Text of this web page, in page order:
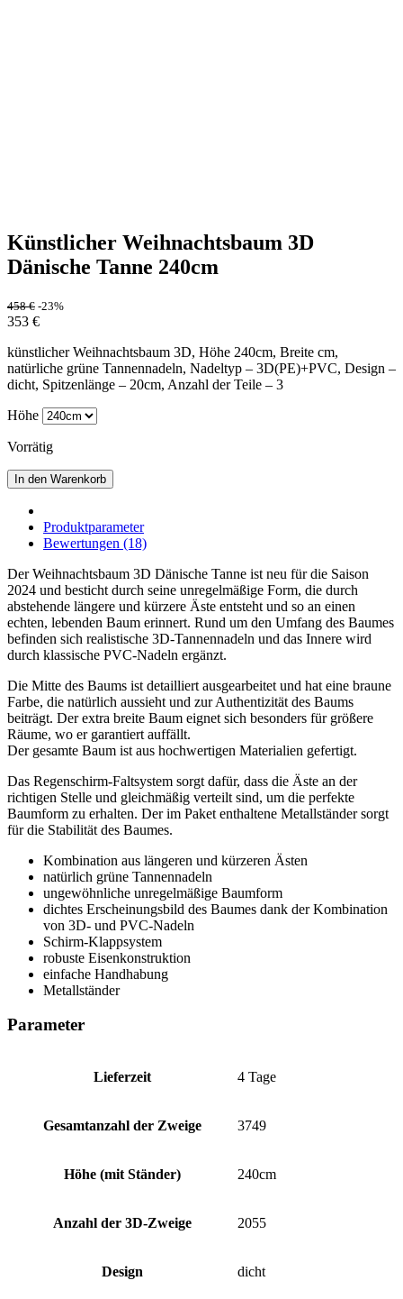
Künstlicher Weihnachtsbaum 3D
Dänische Tanne 240cm
458€ -23%
353 €
künstlicher Weihnachtsbaum 3D, Höhe 240cm, Breite cm,
natürliche grüne Tannennadeln, Nadeltyp – 3D(PE)+PVC, Design –
dicht, Spitzenlänge – 20cm, Anzahl der Teile – 3
Höhe
Vorrätig
In den Warenkorb
Produktparameter
Bewertungen (18)
Der Weihnachtsbaum 3D Dänische Tanne ist neu für die Saison
2024 und besticht durch seine unregelmäßige Form, die durch
abstehende längere und kürzere Äste entsteht und so an einen
echten, lebenden Baum erinnert. Rund um den Umfang des Baumes
befinden sich realistische 3D-Tannennadeln und das Innere wird
durch klassische PVC-Nadeln ergänzt.
Die Mitte des Baums ist detailliert ausgearbeitet und hat eine braune
Farbe, die natürlich aussieht und zur Authentizität des Baums
beiträgt. Der extra breite Baum eignet sich besonders für größere
Räume, wo er garantiert auffällt.
Der gesamte Baum ist aus hochwertigen Materialien gefertigt.
Das Regenschirm-Faltsystem sorgt dafür, dass die Äste an der
richtigen Stelle und gleichmäßig verteilt sind, um die perfekte
Baumform zu erhalten. Der im Paket enthaltene Metallständer sorgt
für die Stabilität des Baumes.
Kombination aus längeren und kürzeren Ästen
natürlich grüne Tannennadeln
ungewöhnliche unregelmäßige Baumform
dichtes Erscheinungsbild des Baumes dank der Kombination
von 3D- und PVC-Nadeln
Schirm-Klappsystem
robuste Eisenkonstruktion
einfache Handhabung
Metallständer
Parameter
Lieferzeit 4 Tage
Gesamtanzahl der Zweige 3749
Höhe (mit Ständer) 240cm
Anzahl der 3D-Zweige 2055
Design dicht